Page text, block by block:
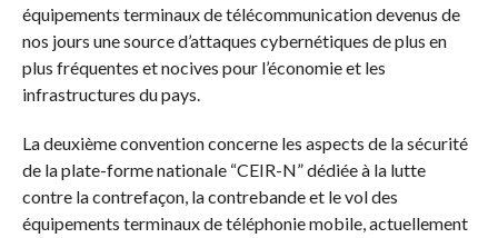
équipements terminaux de télécommunication devenus de
nos jours une source d’attaques cybernétiques de plus en
plus fréquentes et nocives pour l’économie et les
infrastructures du pays.
La deuxième convention concerne les aspects de la sécurité
de la plate-forme nationale “CEIR-N” dédiée à la lutte
contre la contrefaçon, la contrebande et le vol des
équipements terminaux de téléphonie mobile, actuellement